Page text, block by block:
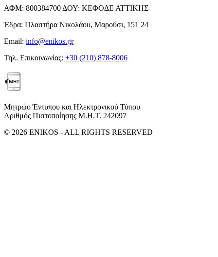
ΑΦΜ: 800384700 ΔΟΥ: ΚΕΦΟΔΕ ΑΤΤΙΚΗΣ
Έδρα: Πλαστήρα Νικολάου, Μαρούσι, 151 24
Email: info@enikos.gr
Τηλ. Επικοινωνίας: +30 (210) 878-8006
Μητρώο Έντυπου και Ηλεκτρονικού Τύπου
Αριθμός Πιστοποίησης Μ.Η.Τ. 242097
© 2026 ENIKOS - ALL RIGHTS RESERVED